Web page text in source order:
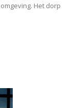
Het dorp